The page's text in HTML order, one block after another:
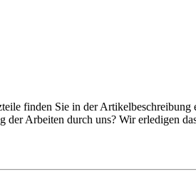
finden Sie in der
Arbeiten durch uns? Wir erledigen